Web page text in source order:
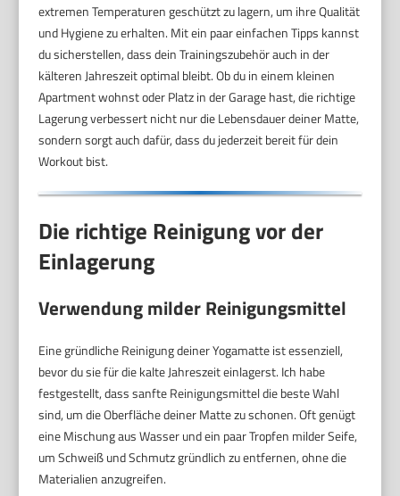
extremen Temperaturen geschützt zu lagern, um ihre Qualität
und Hygiene zu erhalten. Mit ein paar einfachen Tipps kannst
du sicherstellen, dass dein Trainingszubehör auch in der
kälteren Jahreszeit optimal bleibt. Ob du in einem kleinen
Apartment wohnst oder Platz in der Garage hast, die richtige
Lagerung verbessert nicht nur die Lebensdauer deiner Matte,
sondern sorgt auch dafür, dass du jederzeit bereit für dein
Workout bist.
Die richtige Reinigung vor der
Einlagerung
Verwendung milder Reinigungsmittel
Eine gründliche Reinigung deiner Yogamatte ist essenziell,
bevor du sie für die kalte Jahreszeit einlagerst. Ich habe
festgestellt, dass sanfte Reinigungsmittel die beste Wahl
sind, um die Oberfläche deiner Matte zu schonen. Oft genügt
eine Mischung aus Wasser und ein paar Tropfen milder Seife,
um Schweiß und Schmutz gründlich zu entfernen, ohne die
Materialien anzugreifen.